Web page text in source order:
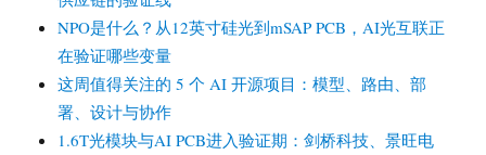
NPO是什么？从12英寸硅光到mSAP PCB，AI光互联正
在验证哪些变量
这周值得关注的 5 个 AI 开源项目：模型、路由、部
署、设计与协作
1.6T光模块与AI PCB进入验证期：剑桥科技、景旺电